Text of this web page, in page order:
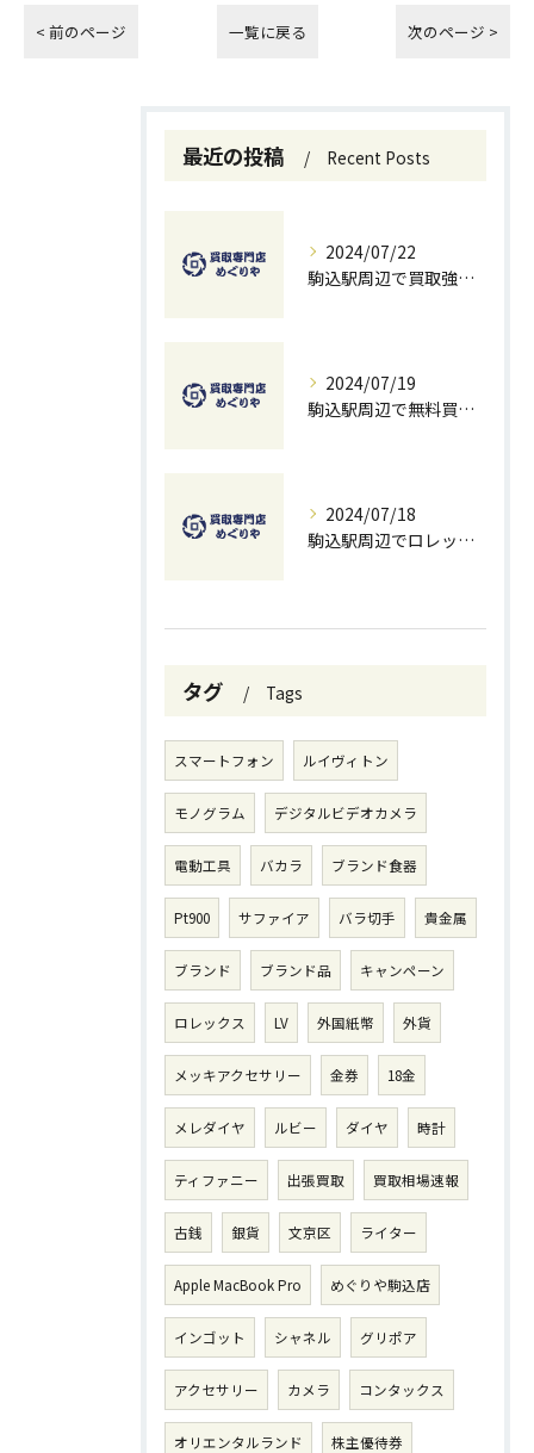
< 前のページ 一覧に戻る 次のページ >
最近の投稿 Recent Posts
2024/07/22
駒込駅周辺で買取強化中！お得に売るための秘訣
2024/07/19
駒込駅周辺で無料買取を試すチャンス！ベストな方法とコツ
2024/07/18
駒込駅周辺でロレックスを高価買取する方法と無料査定のコツ
タグ Tags
スマートフォン ルイヴィトン
モノグラム デジタルビデオカメラ
電動工具 バカラ ブランド食器
Pt900 サファイア バラ切手 貴金属
ブランド ブランド品 キャンペーン
ロレックス LV 外国紙幣 外貨
メッキアクセサリー 金券 18金
メレダイヤ ルビー ダイヤ 時計
ティファニー 出張買取 買取相場速報
古銭 銀貨 文京区 ライター
Apple MacBook Pro めぐりや駒込店
インゴット シャネル グリポア
アクセサリー カメラ コンタックス
オリエンタルランド 株主優待券